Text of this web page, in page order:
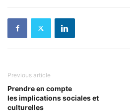
Previous article
Prendre en compte
les implications sociales et
culturelles